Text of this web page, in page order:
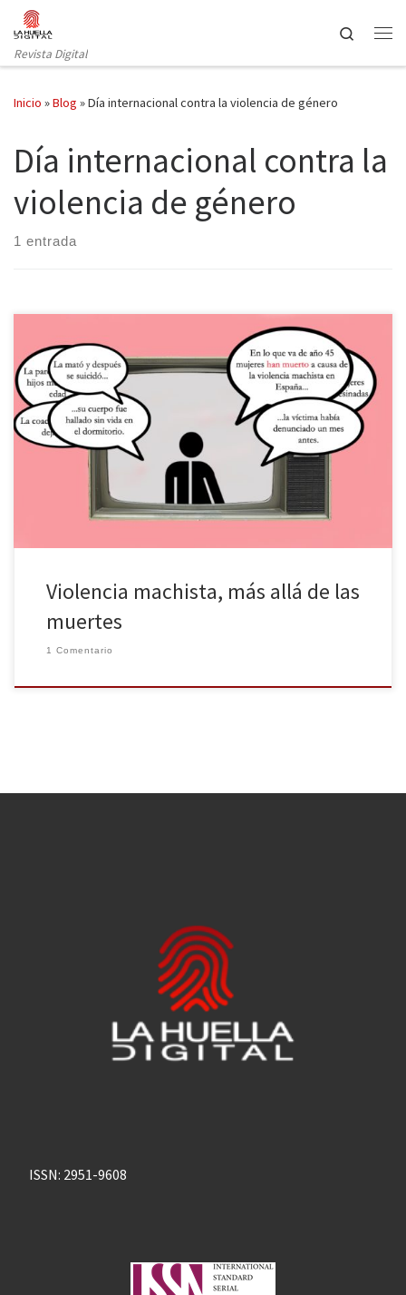
Saltar al contenido
Revista Digital
Search
Inicio »Blog »Día internacional contra la violencia de género
Día internacional contra la
violencia de género
1 entrada
El pasado martes 25 de noviembre se celebraba una vez más el
Día Contra la Violencia de Género, una lacra que sigue llevándose
por delante la vida de muchas mujeres en todas las partes del
mundo. Los medios de comunicación son un elemento
fundamental en la transmisión de las informaciones […]
Violencia machista, más allá de las
muertes
1 Comentario
ISSN: 2951-9608